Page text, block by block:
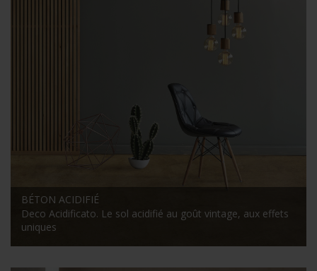
BÉTON ACIDIFIÉ
Deco Acidificato. Le sol acidifié au goût vintage, aux effets
uniques